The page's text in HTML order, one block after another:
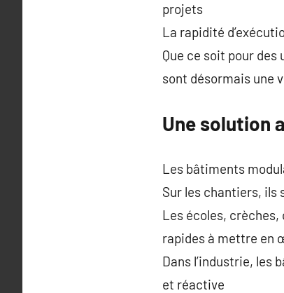
projets
La rapidité
Que ce soit pour
sont désormais une
Une solution
Les bâtiments
Sur les chantiers, ils
Les écoles, crèches,
rapides à mettre en
Dans l’industrie, les
et réactive